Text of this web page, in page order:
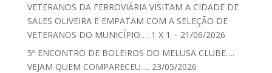
VETERANOS DA FERROVIÁRIA VISITAM A CIDADE DE
SALES OLIVEIRA E EMPATAM COM A SELEÇÃO DE
VETERANOS DO MUNICÍPIO…. 1 X 1 – 21/06/2026
5º ENCONTRO DE BOLEIROS DO MELUSA CLUBE….
VEJAM QUEM COMPARECEU…. 23/05/2026